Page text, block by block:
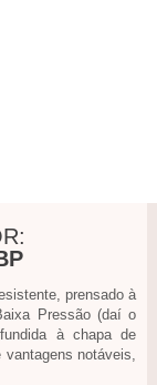
prensado à
Pressão (daí o
à chapa de
vantagens notáveis,